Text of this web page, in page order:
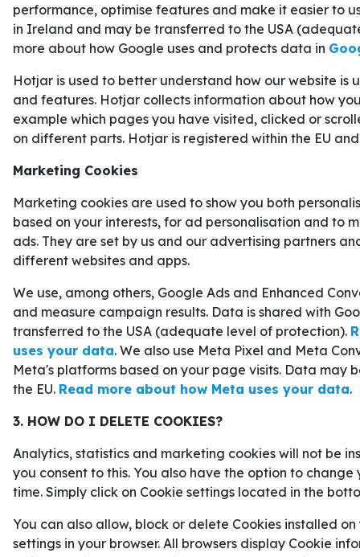
För den som följerSveriges matcher iHockey-
Kanada en tidig temperaturmätare på hur
MATCHBILDEN: DISCIPLIN
SkaSverigestöraKanadabehöver matchen
betyder tålamod, struktur och disciplin snarare
chanshockey. Kanada har ofta tillräckligt
vinna den typen av matcher, även när spelet
Sveriges väg ligger snarare i att hålla ihop
och inte ge bort numerära överlägen. Mot
snabbt bli dyr. Samtidigt måste Tre Kronor våga
kommer. Det går inte att bara försvara sig
det bästa.
En nyckel blir därför balansen mellan respekt
ha respekt för Kanada, men inte spela som ett
accepterar att jaga. FårTre Kronorförsta
STJÄRNOR, FRÅGETECKEN
BESKEDET
Det som gör premiären extra intressant är att
namn, men också ett landslag där rollerna
performance, optimise features and make it easier to
in Ireland and may be transferred to the USA
more about how Google uses and protects data in
Hotjar is used to better understand how our website is
and features. Hotjar collects information about how
example which pages you have visited, clicked or
on different parts. Hotjar is registered within the EU
Marketing Cookies
Marketing cookies are used to show you both
based on your interests, for ad personalisation and to
ads. They are set by us and our advertising partners
different websites and apps.
We use, among others, Google Ads and Enhanced
and measure campaign results. Data is shared with
transferred to the USA (adequate level of protection).
uses your data. We also use Meta Pixel and Meta
Meta's platforms based on your page visits. Data may
the EU. Read more about how Meta uses your data.
3. HOW DO I DELETE COOKIES?
Analytics, statistics and marketing cookies will not be
you consent to this. You also have the option to
time. Simply click on Cookie settings located in the
You can also allow, block or delete Cookies installed
settings in your browser. All browsers display Cookie